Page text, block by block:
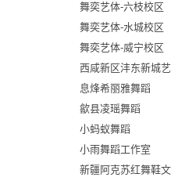
舞奕艺体-六枝校区
舞奕艺体-水城校区
舞奕艺体-威宁校区
西咸新区沣东新城
息烽希丽雅舞蹈
歙县凌瑶舞蹈
小蚂蚁舞蹈
小雨舞蹈工作室
新疆阿克苏红舞鞋